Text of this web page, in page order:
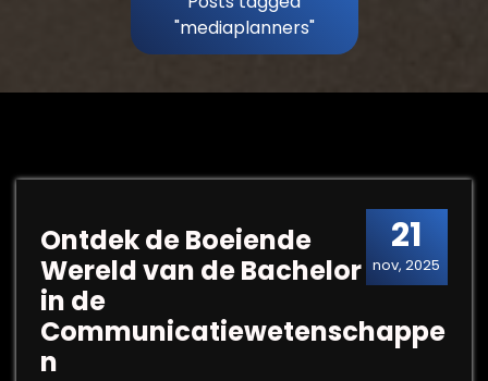
"mediaplanners"
21
nov, 2025
Ontdek de Boeiende
Wereld van de Bachelor
in de
Communicatiewetenschappe
n